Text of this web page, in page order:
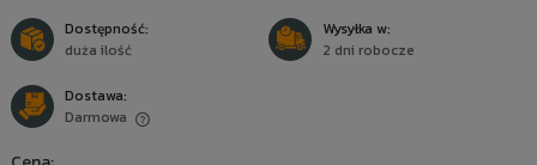
Dostępność:
duża ilość
Wysyłka w:
2 dni robocze
Dostawa:
Darmowa